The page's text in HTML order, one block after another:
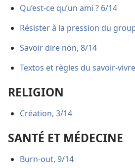
Qu’est-ce qu’un ami ? 6/14
Résister à la pression du
Savoir dire non, 8/14
Textos et règles du savoir-
RELIGION
Création, 3/14
SANTÉ ET MÉDECINE
Burn-out, 9/14